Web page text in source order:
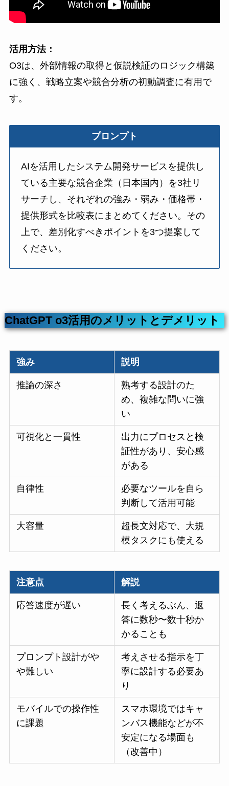
活用方法：
O3は、外部情報の取得と仮説検証のロジック構築
に強く、戦略立案や競合分析の初動調査に有用で
す。
プロンプト
AIを活用したシステム開発サービスを提供し
ている主要な競合企業（日本国内）を3社リ
サーチし、それぞれの強み・弱み・価格帯・
提供形式を比較表にまとめてください。その
上で、差別化すべきポイントを3つ提案して
ください。
ChatGPT o3活用のメリットとデメリット
強み 説明
推論の深さ
熟考する設計のた
め、複雑な問いに強
い
可視化と一貫性
出力にプロセスと検
証性があり、安心感
がある
自律性
必要なツールを自ら
判断して活用可能
大容量
超長文対応で、大規
模タスクにも使える
注意点 解説
応答速度が遅い
長く考えるぶん、返
答に数秒〜数十秒か
かることも
プロンプト設計がや
や難しい
考えさせる指示を丁
寧に設計する必要あ
り
モバイルでの操作性
に課題
スマホ環境ではキャ
ンバス機能などが不
安定になる場面も
（改善中）